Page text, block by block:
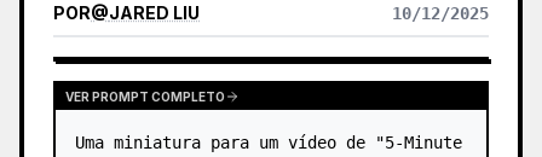
POR@JARED LIU 10/12/2025
VER PROMPT COMPLETO
Uma miniatura para um vídeo de "5-Minute